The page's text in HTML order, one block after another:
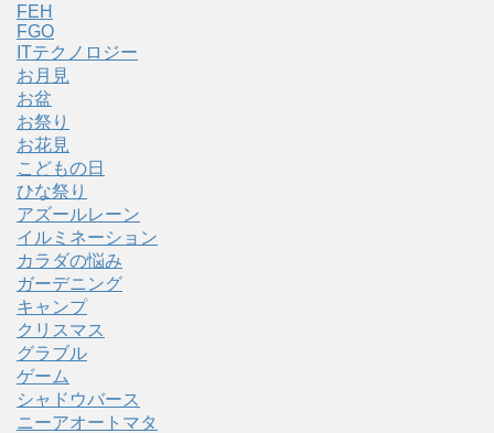
FEH
FGO
ITテクノロジー
お月見
お盆
お祭り
お花見
こどもの日
ひな祭り
アズールレーン
イルミネーション
カラダの悩み
ガーデニング
キャンプ
クリスマス
グラブル
ゲーム
シャドウバース
ニーアオートマタ